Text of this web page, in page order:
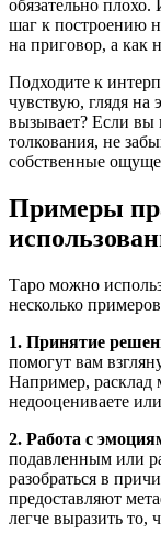
обязательно
шаг к построению
на приговор, а как
Подходите к
чувствую, глядя на
вызывает? Если вы
толкования, не
собственные
Примеры
Таро можно
несколько
1. Принятие
помогут вам
Например, расклад
недооцениваете
2. Работа с
подавленным или
разобраться в
предоставляют
легче выразить то,